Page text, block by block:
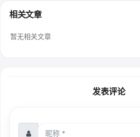
相关文章
暂无相关文章
发表评论